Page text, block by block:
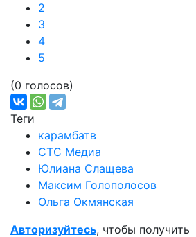
2
3
4
5
(0 голосов)
Теги
карамбатв
СТС Медиа
Юлиана Слащева
Максим Голополосов
Ольга Окмянская
Авторизуйтесь, чтобы получить